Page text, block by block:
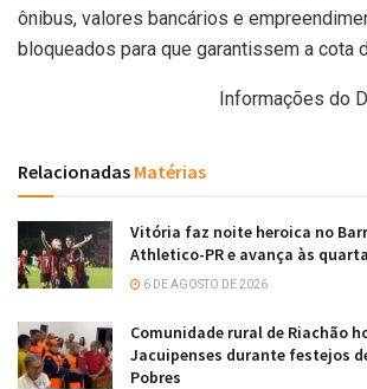
ônibus, valores bancários e
bloqueados para que garantissem a cota
Informações do
Relacionadas Matérias
Vitória faz noite heroica no
Athletico-PR e avança às
6 DE AGOSTO DE 2026
Comunidade rural de Riachão
Jacuipenses durante festejos
Pobres